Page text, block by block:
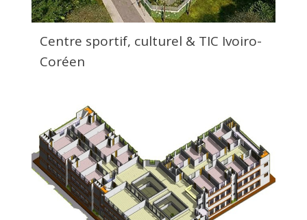
Centre sportif, culturel & TIC Ivoiro-
Coréen